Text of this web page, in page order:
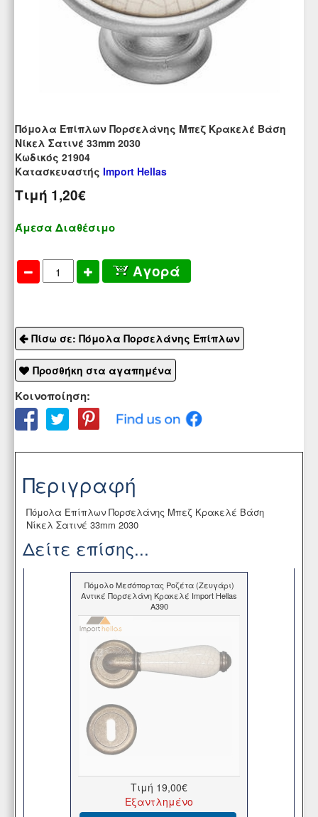
Πόμολα Επίπλων Πορσελάνης Μπεζ Κρακελέ Βάση
Νίκελ Σατινέ 33mm 2030
Kωδικός 21904
Κατασκευαστής Import Hellas
Τιμή 1,20€
Άμεσα Διαθέσιμο
Αγορά
Πίσω σε: Πόμολα Πορσελάνης Επίπλων
Προσθήκη στα αγαπημένα
Κοινοποίηση:
Περιγραφή
Πόμολα Επίπλων Πορσελάνης Μπεζ Κρακελέ Βάση
Νίκελ Σατινέ 33mm 2030
Δείτε επίσης...
Πόμολο Μεσόπορτας Ροζέτα (Ζευγάρι)
Αντικέ Πορσελάνη Κρακελέ Import Hellas
A390
Τιμή 19,00€
Εξαντλημένο